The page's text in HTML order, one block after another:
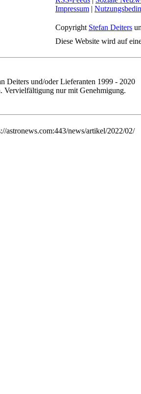
Impressum |
Copyright Stefan Deiters
Diese Website wird auf
Deiters und/oder Lieferanten 1999 - 2020
Vervielfältigung nur mit Genehmigung.
astronews.com:443/news/artikel/2022/02/